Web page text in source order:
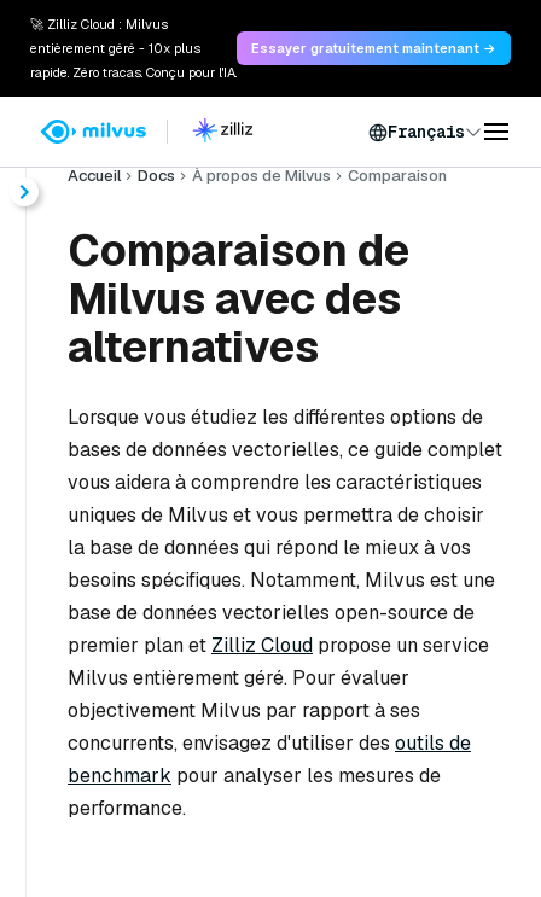
🚀 Zilliz Cloud : Milvus
entièrement géré - 10x plus
rapide. Zéro tracas. Conçu pour l'IA.
Essayer gratuitement maintenant →
Français
Accueil Docs À propos de Milvus Comparaison
Comparaison de
Milvus avec des
alternatives
Lorsque vous étudiez les différentes options de
bases de données vectorielles, ce guide complet
vous aidera à comprendre les caractéristiques
uniques de Milvus et vous permettra de choisir
la base de données qui répond le mieux à vos
besoins spécifiques. Notamment, Milvus est une
base de données vectorielles open-source de
premier plan et Zilliz Cloud propose un service
Milvus entièrement géré. Pour évaluer
objectivement Milvus par rapport à ses
concurrents, envisagez d'utiliser des outils de
benchmark pour analyser les mesures de
performance.